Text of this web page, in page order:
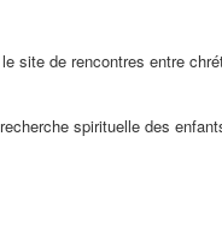
site de rencontres entre
spirituelle des